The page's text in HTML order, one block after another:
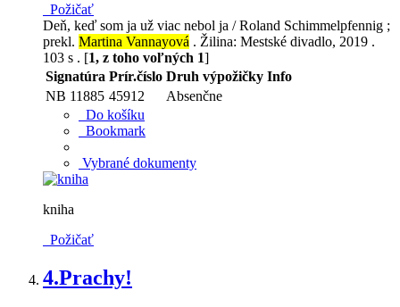
Požičať
Deň, keď som ja už viac nebol ja / Roland Schimmelpfennig ;
prekl. Martina Vannayová . Žilina: Mestské divadlo, 2019 .
103 s . [1, z toho voľných 1]
Signatúra Prír.číslo Druh výpožičky Info
NB 11885 45912
Absenčne
Do košíku
Bookmark
Vybrané dokumenty
kniha
Požičať
4.Prachy!